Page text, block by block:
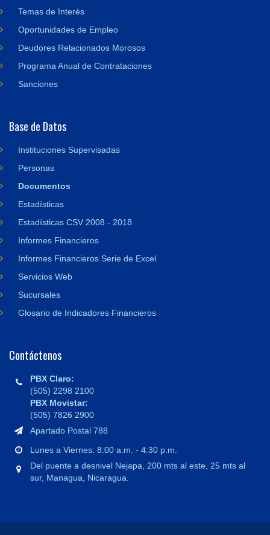
Temas de Interés
Oportunidades de Empleo
Deudores Relacionados Morosos
Programa Anual de Contrataciones
Sanciones
Base de Datos
Instituciones Supervisadas
Personas
Documentos
Estadísticas
Estadísticas CSV 2008 - 2018
Informes Financieros
Informes Financieros Serie de Excel
Servicios Web
Sucursales
Glosario de Indicadores Financieros
Contáctenos
PBX Claro:
(505) 2298 2100
PBX Movistar:
(505) 7826 2900
Apartado Postal 788
Lunes a Viernes: 8:00 a.m. - 4:30 p.m.
Del puente a desnivel Nejapa, 200 mts al este, 25 mts al
sur, Managua, Nicaragua.